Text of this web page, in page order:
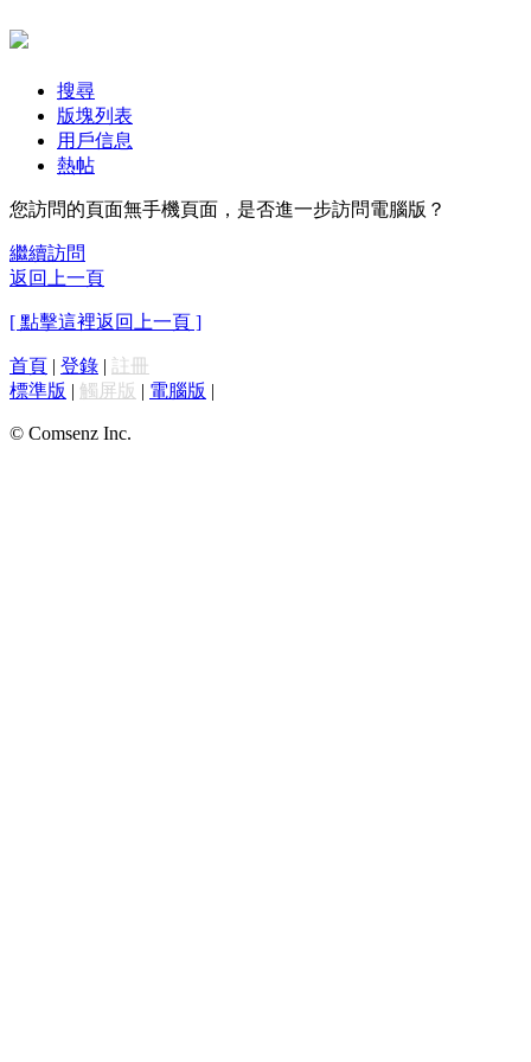
搜尋
版塊列表
用戶信息
熱帖
您訪問的頁面無手機頁面，是否進一步訪問電腦版？
繼續訪問
返回上一頁
[ 點擊這裡返回上一頁 ]
首頁 | 登錄 | 註冊
標準版 | 觸屏版 | 電腦版 |
© Comsenz Inc.